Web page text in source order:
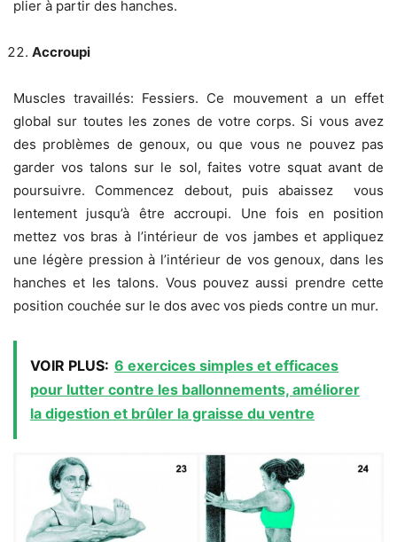
plier à partir des hanches.
Accroupi
Muscles travaillés: Fessiers. Ce mouvement a un effet
global sur toutes les zones de votre corps. Si vous avez
des problèmes de genoux, ou que vous ne pouvez pas
garder vos talons sur le sol, faites votre squat avant de
poursuivre. Commencez debout, puis abaissez vous
lentement jusqu’à être accroupi. Une fois en position
mettez vos bras à l’intérieur de vos jambes et appliquez
une légère pression à l’intérieur de vos genoux, dans les
hanches et les talons. Vous pouvez aussi prendre cette
position couchée sur le dos avec vos pieds contre un mur.
VOIR PLUS: 6 exercices simples et efficaces
pour lutter contre les ballonnements, améliorer
la digestion et brûler la graisse du ventre